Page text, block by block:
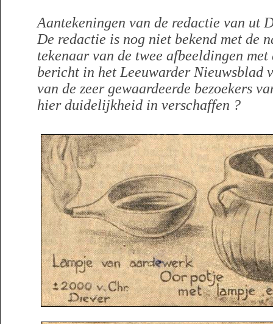
Aantekeningen van de redactie van ut
De redactie is nog niet bekend met de
tekenaar van de twee afbeeldingen
bericht in het Leeuwarder Nieuwsblad
van de zeer gewaardeerde bezoekers
hier duidelijkheid in verschaffen ?